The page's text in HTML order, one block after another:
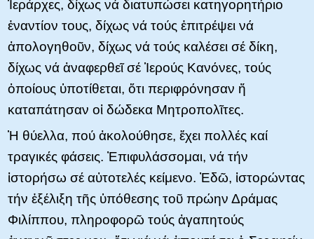
Ἱεράρχες, δίχως νά διατυπώσει κατηγορητήριο
ἐναντίον τους, δίχως νά τούς ἐπιτρέψει νά
ἀπολογηθοῦν, δίχως νά τούς καλέσει σέ δίκη,
δίχως νά ἀναφερθεῖ σέ Ἱερούς Κανόνες, τούς
ὁποίους ὑποτίθεται, ὅτι περιφρόνησαν ἤ
καταπάτησαν οἱ δώδεκα Μητροπολῖτες.
Ἡ θύελλα, πού ἀκολούθησε, ἔχει πολλές καί
τραγικές φάσεις. Ἐπιφυλάσσομαι, νά τήν
ἱστορήσω σέ αὐτοτελές κείμενο. Ἐδῶ, ἱστορώντας
τήν ἐξέλιξη τῆς ὑπόθεσης τοῦ πρώην Δράμας
Φιλίππου, πληροφορῶ τούς ἀγαπητούς